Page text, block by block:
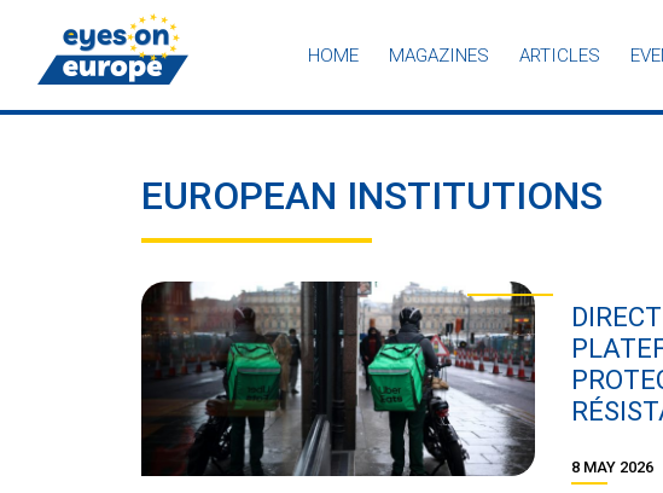
Eyes on Europe
HOME MAGAZINES ARTICLES
EUROPEAN INSTITUTIONS
8 MAY 2026